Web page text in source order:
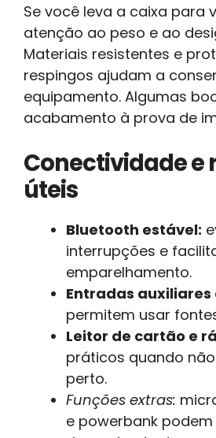
Se você leva a caixa para
atenção ao peso e ao
Materiais resistentes e
respingos ajudam a
equipamento. Algumas
acabamento à prova de
Conectividade e
úteis
Bluetooth estável:
interrupções e
emparelhamento.
Entradas auxiliares
permitem usar
Leitor de cartão e
práticos quando
perto.
Funções extras:
e powerbank podem